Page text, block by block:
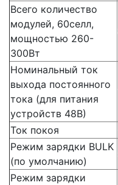
Всего количество
модулей, 60селл,
мощностью 260-
300Вт
Номинальный ток
выхода постоянного
тока (для питания
устройств 48В)
Ток покоя
Режим зарядки BULK
(по умолчанию)
Режим зарядки